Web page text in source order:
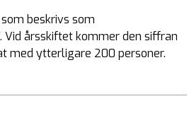
beskrivs som
Vid årsskiftet kommer den siffran
med ytterligare 200 personer.